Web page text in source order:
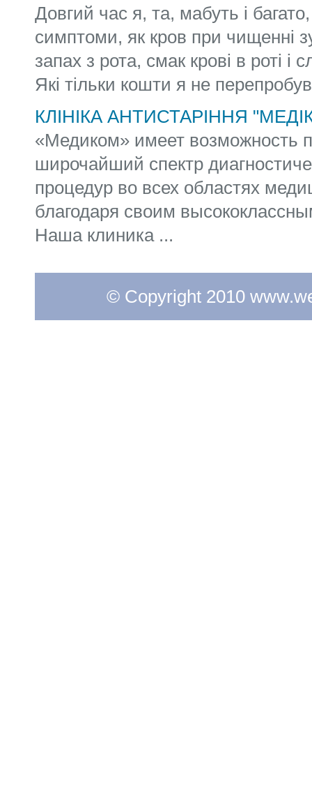
Довгий час я, та, мабуть і багато,
симптоми, як кров при чищенні
запах з рота, смак крові в роті і
Які тільки кошти я не
КЛІНІКА АНТИСТАРІННЯ
«Медиком» имеет возможность
широчайший спектр
процедур во всех областях
благодаря своим
Наша клиника ...
© Copyright 2010